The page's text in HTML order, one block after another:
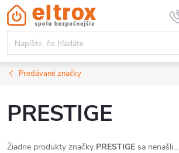
Prejsť
na
obsah
Predávané značky
PRESTIGE
Žiadne produkty značky PRESTIGE sa nenašli...